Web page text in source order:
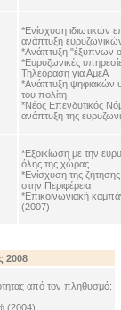
*Ενίσχυση ιδιωτικών
ανάπτυξη
*Ανάπτυξη "έξυπνων
*Ευρυζωνικές
Τηλεόραση για ΑμεΑ
*Ανάπτυξη ψηφιακών
του πολίτη
*Νέος Επενδυτικός
ανάπτυξη της
*Εξοικίωση με την
όλης της χώρας
*Ενίσχυση της
στην Περιφέρεια
*Επικοινωνιακή
(2007)
2008
από τον πληθυσμό:
(2004)